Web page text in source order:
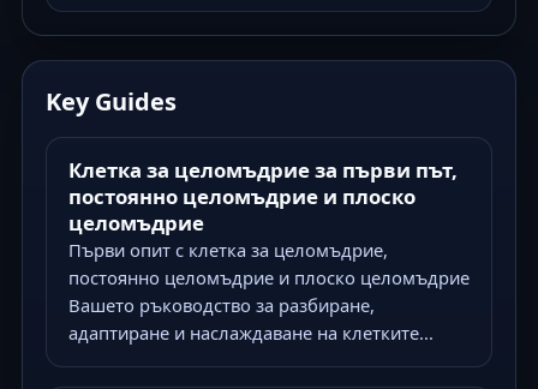
Key Guides
Клетка за целомъдрие за първи път,
постоянно целомъдрие и плоско
целомъдрие
Първи опит с клетка за целомъдрие,
постоянно целомъдрие и плоско целомъдрие
Вашето ръководство за разбиране,
адаптиране и наслаждаване на клетките...